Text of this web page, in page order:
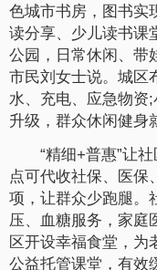
色城市书房，图书实
读分享、少儿读书课
公园，日常休闲、带
市民刘女士说。城区
水、充电、应急物资
升级，群众休闲健身
“精细+普惠”让社
点可代收社保、医保
项，让群众少跑腿。
压、血糖服务，家庭
区开设幸福食堂，为
公益托管课堂，有效